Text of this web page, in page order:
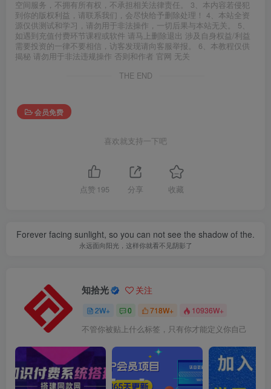
空间服务，不拥有所有权，不承担相关法律责任。 3、本内容若侵犯
到你的版权利益，请联系我们，会尽快给予删除处理！ 4、本站全资
源仅供测试和学习，请勿用于非法操作，一切后果与本站无关。 5、
如遇到充值付费环节课程或软件 请马上删除退出 涉及自身权益/利益
需要投资的一律不要相信，访客发现请向客服举报。 6、本教程仅供
揭秘 请勿用于非法违规操作 否则和作者 官网 无关
THE END
会员免费
喜欢就支持一下吧
点赞 195 分享 收藏
Forever facing sunlight, so you can not see the shadow of the.
永远面向阳光，这样你就看不见阴影了
知拾光 关注
2W+ 0 718W+ 10936W+
不管你被贴上什么标签，只有你才能定义你自己